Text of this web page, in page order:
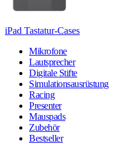
iPad Tastatur-Cases
Mikrofone
Lautsprecher
Digitale Stifte
Simulationsausrüstung
Racing
Presenter
Mauspads
Zubehör
Bestseller